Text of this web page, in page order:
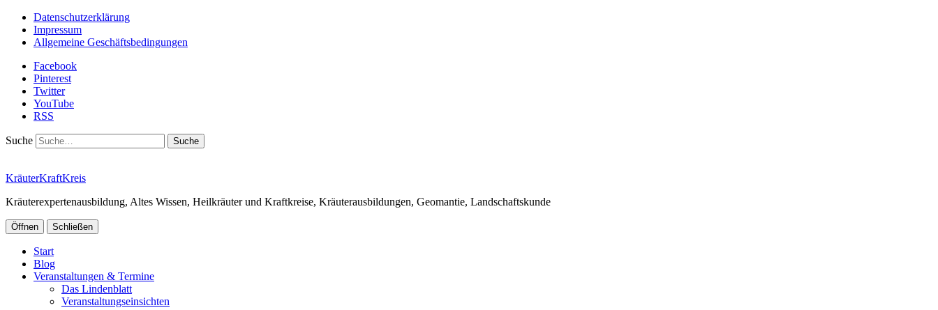
Datenschutzerklärung
Impressum
Allgemeine Geschäftsbedingungen
Facebook
Pinterest
Twitter
YouTube
RSS
Suche
KräuterKraftKreis
Kräuterexpertenausbildung, Altes Wissen, Heilkräuter und Kraftkreise, Kräuterausbildungen, Geomantie, Landschaftskunde
Öffnen Schließen
Start
Blog
Veranstaltungen & Termine
Das Lindenblatt
Veranstaltungseinsichten